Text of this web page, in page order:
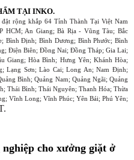
TẠI INKO.
rộng khắp 64 Tỉnh Thành Tại Việt Nam
HCM; An Giang; Bà Rịa - Vũng Tàu; Bắc
Bình Định; Bình Dương; Bình Phước; Bình
Điện Biên; Đồng Nai; Đồng Tháp; Gia Lai;
Giang; Hòa Bình; Hưng Yên; Khánh Hòa;
Lạng Sơn; Lào Cai; Long An; Nam Định;
Bình; Quảng Nam; Quảng Ngãi; Quảng
Thái Bình; Thái Nguyên; Thanh Hóa; Thừa
Vĩnh Long; Vĩnh Phúc; Yên Bái; Phú Yên;
cho xưởng giặt ở